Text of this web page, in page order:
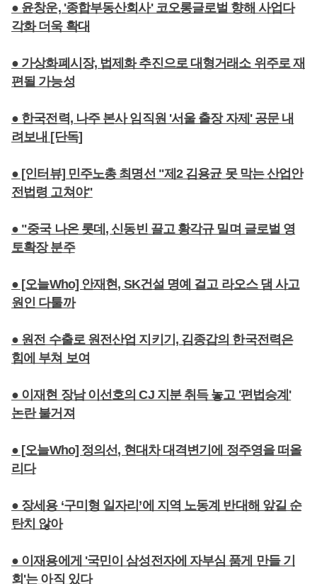
● 윤창운, '종합부동산회사' 코오롱글로벌 향해 사업다
각화 더욱 확대
● 가상화폐시장, 법제화 추진으로 대형거래소 위주로 재
편될 가능성
● 한국전력, 나주 본사 임직원 '서울 출장 자제' 공문 내
려보내 [단독]
● [인터뷰] 민주노총 최명선 "제2 김용균 못 막는 산업안
전법령 고쳐야"
● "중국 나온 롯데, 신동빈 끌고 황각규 밀며 글로벌 영
토확장 분주
● [오늘Who] 안재현, SK건설 명예 걸고 라오스 댐 사고
원인 다툴까
● 원전 수출로 원전산업 지키기, 김종갑의 한국전력은
힘에 부쳐 보여
● 이재현 장남 이선호의 CJ 지분 취득 놓고 '편법승계'
논란 불거져
● [오늘Who] 정의선, 현대차 대격변기에 정주영을 떠올
리다
● 장세용 ‘구미형 일자리’에 지역 노동계 반대해 앞길 순
탄치 않아
● 이재용에게 '국민이 삼성전자에 자부심 품게 만들 기
회'는 아직 있다